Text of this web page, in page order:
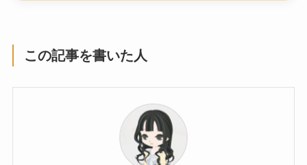
この記事を書いた人